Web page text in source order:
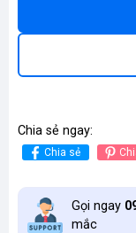
Chia sẻ ngay:
Chia sẻ
Gọi ngay
mắc